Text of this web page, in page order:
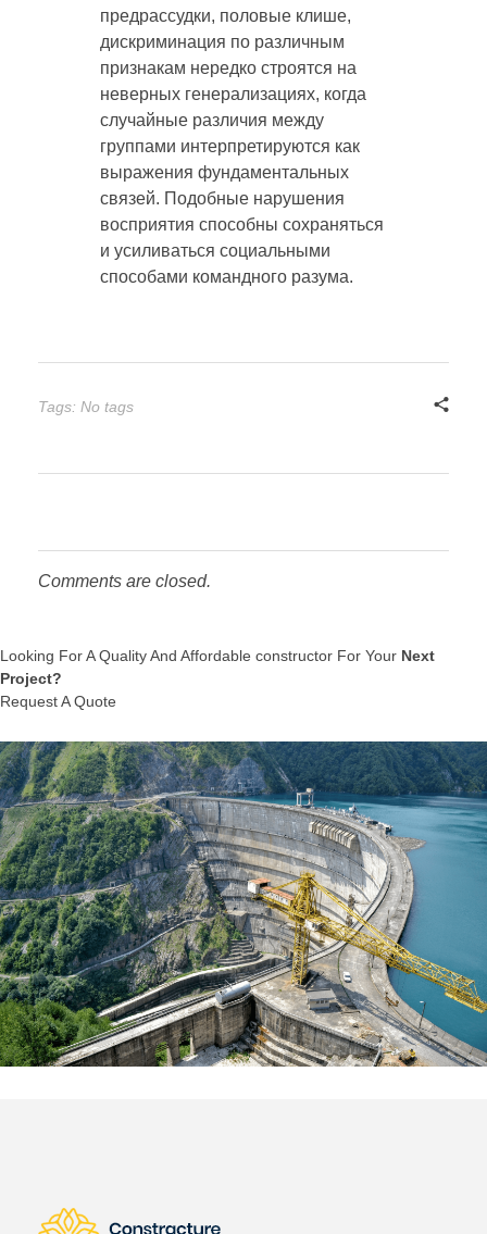
предрассудки, половые клише,
дискриминация по различным
признакам нередко строятся на
неверных генерализациях, когда
случайные различия между
группами интерпретируются как
выражения фундаментальных
связей. Подобные нарушения
восприятия способны сохраняться
и усиливаться социальными
способами командного разума.
Tags: No tags
Comments are closed.
Looking For A Quality And Affordable constructor For Your Next
Project?
Request A Quote